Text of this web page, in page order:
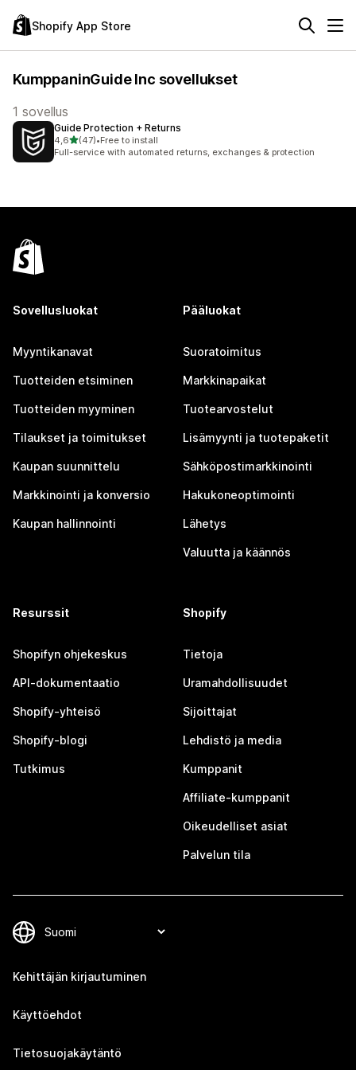
Shopify App Store
KumppaninGuide Inc sovellukset
1 sovellus
Guide Protection + Returns
4,6/ 5 tähteä
(47)
47 arvostelua yhteensä
•Free to install
Full-service with automated returns, exchanges & protection
Sovellusluokat
Myyntikanavat
Tuotteiden etsiminen
Tuotteiden myyminen
Tilaukset ja toimitukset
Kaupan suunnittelu
Markkinointi ja konversio
Kaupan hallinnointi
Pääluokat
Suoratoimitus
Markkinapaikat
Tuotearvostelut
Lisämyynti ja tuotepaketit
Sähköpostimarkkinointi
Hakukoneoptimointi
Lähetys
Valuutta ja käännös
Resurssit
Shopifyn ohjekeskus
API-dokumentaatio
Shopify-yhteisö
Shopify-blogi
Tutkimus
Shopify
Tietoja
Uramahdollisuudet
Sijoittajat
Lehdistö ja media
Kumppanit
Affiliate-kumppanit
Oikeudelliset asiat
Palvelun tila
Kehittäjän kirjautuminen
Käyttöehdot
Tietosuojakäytäntö